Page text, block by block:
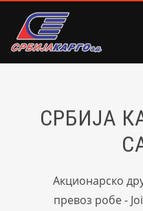
СРБИЈА
Акционарско
превоз робе -